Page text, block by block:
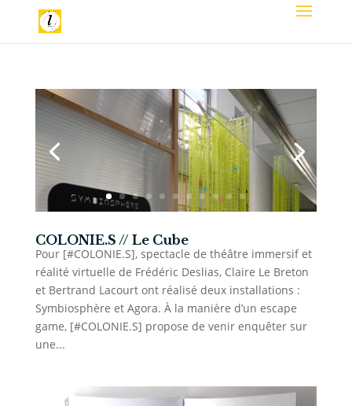
COLONIE.S // Le Cube
Pour [#COLONIE.S], spectacle de théâtre immersif et
réalité virtuelle de Frédéric Deslias, Claire Le Breton
et Bertrand Lacourt ont réalisé deux installations :
Symbiosphère et Agora. À la manière d’un escape
game, [#COLONIE.S] propose de venir enquêter sur
une...